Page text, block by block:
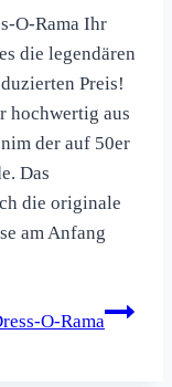
O-Rama Ihr
die legendären
Preis!
hochwertig aus
der auf 50er
Das
die originale
am Anfang
O-Rama